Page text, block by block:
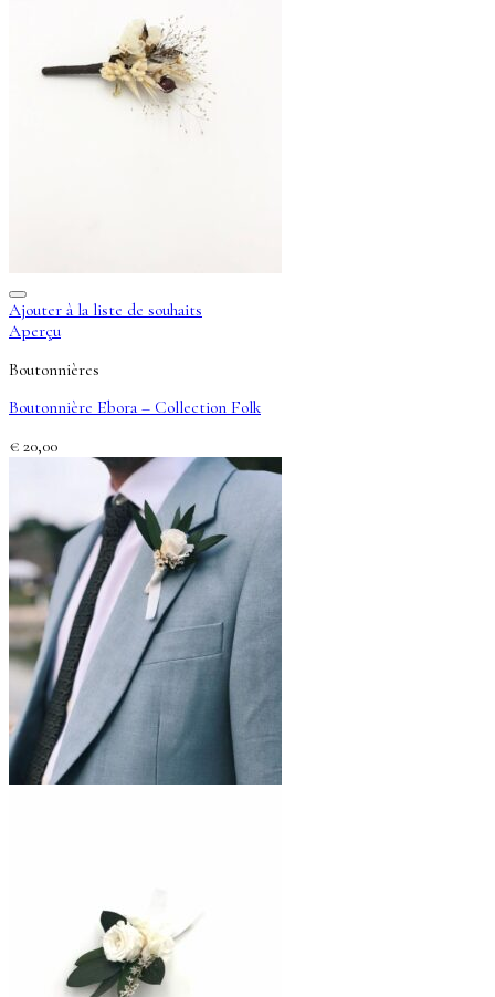
Ajouter à la liste de souhaits
Aperçu
Boutonnières
Boutonnière Ebora – Collection Folk
€ 20,00